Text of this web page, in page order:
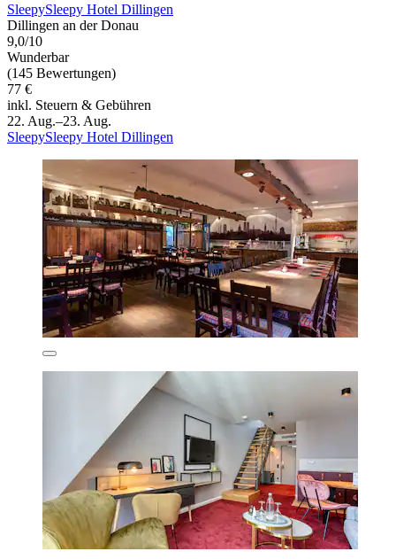
SleepySleepy Hotel Dillingen
Dillingen an der Donau
9,0/10
Wunderbar
(145 Bewertungen)
77 €
inkl. Steuern & Gebühren
22. Aug.–23. Aug.
SleepySleepy Hotel Dillingen